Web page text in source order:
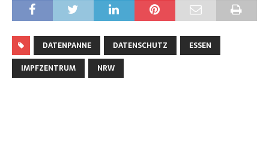
DATENPANNE DATENSCHUTZ
ESSEN
IMPFZENTRUM
NRW